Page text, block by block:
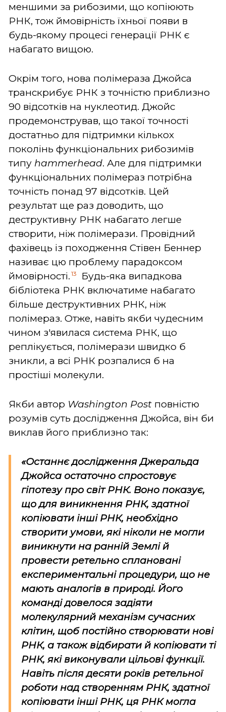
меншими за рибозими, що копіюють
РНК, тож ймовірність їхньої появи в
будь-якому процесі генерації РНК є
набагато вищою.
Окрім того, нова полімераза Джойса
транскрибує РНК з точністю приблизно
90 відсотків на нуклеотид. Джойс
продемонстрував, що такої точності
достатньо для підтримки кількох
поколінь функціональних рибозимів
типу hammerhead. Але для підтримки
функціональних полімераз потрібна
точність понад 97 відсотків. Цей
результат ще раз доводить, що
деструктивну РНК набагато легше
створити, ніж полімерази. Провідний
фахівець із походження Стівен Беннер
називає цю проблему парадоксом
ймовірності. 13
Будь-яка випадкова
бібліотека РНК включатиме набагато
більше деструктивних РНК, ніж
полімераз. Отже, навіть якби чудесним
чином з'явилася система РНК, що
реплікується, полімерази швидко б
зникли, а всі РНК розпалися б на
простіші молекули.
Якби автор Washington Post повністю
розумів суть дослідження Джойса, він би
виклав його приблизно так:
«Останнє дослідження Джеральда
Джойса остаточно спростовує
гіпотезу про світ РНК. Воно показує,
що для виникнення РНК, здатної
копіювати інші РНК, необхідно
створити умови, які ніколи не могли
виникнути на ранній Землі й
провести ретельно сплановані
експериментальні процедури, що не
мають аналогів в природі. Його
команді довелося задіяти
молекулярний механізм сучасних
клітин, щоб постійно створювати нові
РНК, а також відбирати й копіювати ті
РНК, які виконували цільові функції.
Навіть після десяти років ретельної
роботи над створенням РНК, здатної
копіювати інші РНК, ця РНК могла